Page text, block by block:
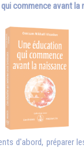
commence avant la
d'abord, préparer